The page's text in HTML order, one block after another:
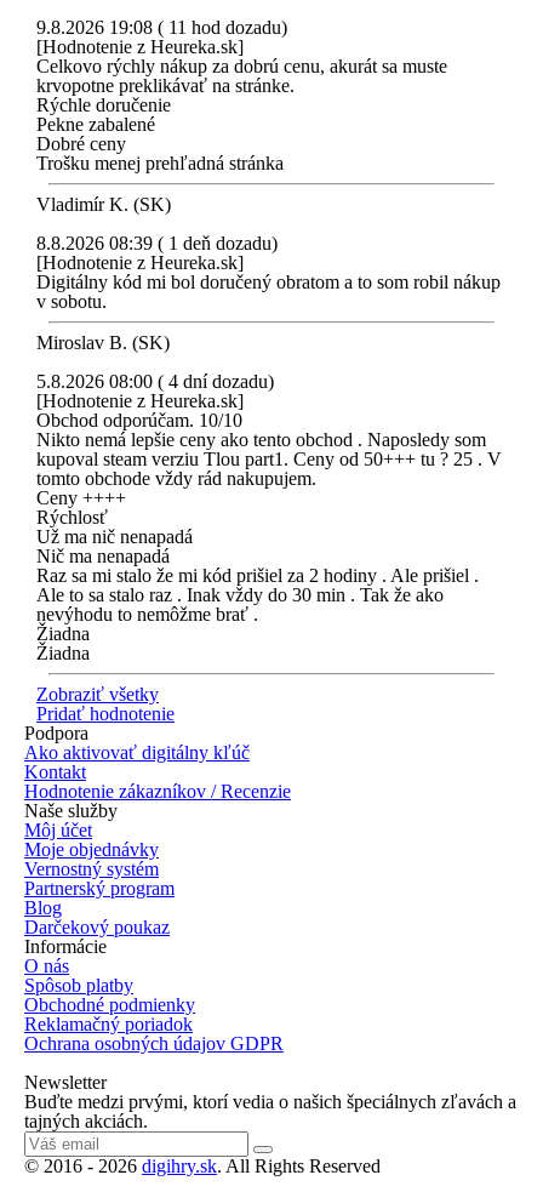
9.8.2026 19:08 ( 11 hod dozadu)
[Hodnotenie z Heureka.sk]
Celkovo rýchly nákup za dobrú cenu, akurát sa muste
krvopotne preklikávať na stránke.
Rýchle doručenie
Pekne zabalené
Dobré ceny
Trošku menej prehľadná stránka
Vladimír K. (SK)
8.8.2026 08:39 ( 1 deň dozadu)
[Hodnotenie z Heureka.sk]
Digitálny kód mi bol doručený obratom a to som robil nákup
v sobotu.
Miroslav B. (SK)
5.8.2026 08:00 ( 4 dní dozadu)
[Hodnotenie z Heureka.sk]
Obchod odporúčam. 10/10
Nikto nemá lepšie ceny ako tento obchod . Naposledy som
kupoval steam verziu Tlou part1. Ceny od 50+++ tu ? 25 . V
tomto obchode vždy rád nakupujem.
Ceny ++++
Rýchlosť
Už ma nič nenapadá
Nič ma nenapadá
Raz sa mi stalo že mi kód prišiel za 2 hodiny . Ale prišiel .
Ale to sa stalo raz . Inak vždy do 30 min . Tak že ako
nevýhodu to nemôžme brať .
Žiadna
Žiadna
Zobraziť všetky
Pridať hodnotenie
Podpora
Ako aktivovať digitálny kľúč
Kontakt
Hodnotenie zákazníkov / Recenzie
Naše služby
Môj účet
Moje objednávky
Vernostný systém
Partnerský program
Blog
Darčekový poukaz
Informácie
O nás
Spôsob platby
Obchodné podmienky
Reklamačný poriadok
Ochrana osobných údajov GDPR
Newsletter
Buďte medzi prvými, ktorí vedia o našich špeciálnych zľavách a
tajných akciách.
© 2016 - 2026 digihry.sk. All Rights Reserved